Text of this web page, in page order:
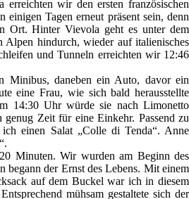
wir den ersten französischen
Tagen erneut präsent sein, denn
Ort. Hinter Vievola geht es unter dem
Alpen hindurch, wieder auf italienisches
und Tunneln erreichten wir 12:46
Minibus, daneben ein Auto, davor ein
eine Frau, wie sich bald herausstellte
14:30 Uhr würde sie nach Limonetto
Zeit für eine Einkehr. Passend zu
ich einen Salat „Colle di Tenda“. Anne
Minuten. Wir wurden am Beginn des
begann der Ernst des Lebens. Mit einem
auf dem Buckel war ich in diesem
mühsam gestaltete sich der